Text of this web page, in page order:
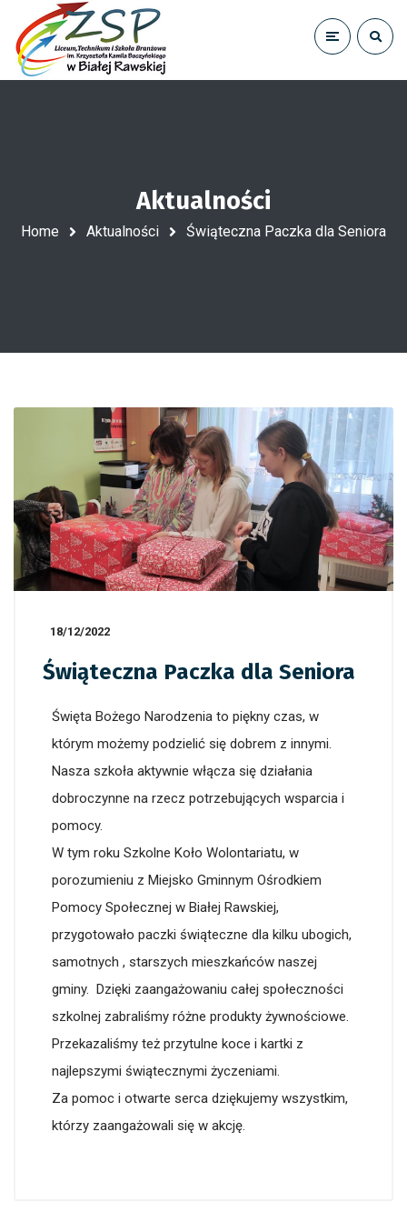
Aktualności
Home Aktualności Świąteczna Paczka dla Seniora
18/12/2022
Świąteczna Paczka dla Seniora
Święta Bożego Narodzenia to piękny czas, w
którym możemy podzielić się dobrem z innymi.
Nasza szkoła aktywnie włącza się działania
dobroczynne na rzecz potrzebujących wsparcia i
pomocy.
W tym roku Szkolne Koło Wolontariatu, w
porozumieniu z Miejsko Gminnym Ośrodkiem
Pomocy Społecznej w Białej Rawskiej,
przygotowało paczki świąteczne dla kilku ubogich,
samotnych , starszych mieszkańców naszej
gminy. Dzięki zaangażowaniu całej społeczności
szkolnej zabraliśmy różne produkty żywnościowe.
Przekazaliśmy też przytulne koce i kartki z
najlepszymi świątecznymi życzeniami.
Za pomoc i otwarte serca dziękujemy wszystkim,
którzy zaangażowali się w akcję.